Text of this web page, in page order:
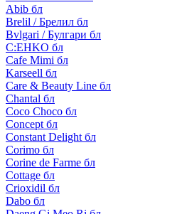
Abib бл
Brelil / Брелил бл
Bvlgari / Булгари бл
C:EHKO бл
Cafe Mimi бл
Karseell бл
Care & Beauty Line бл
Chantal бл
Coco Choco бл
Concept бл
Constant Delight бл
Corimo бл
Corine de Farme бл
Cottage бл
Crioxidil бл
Dabo бл